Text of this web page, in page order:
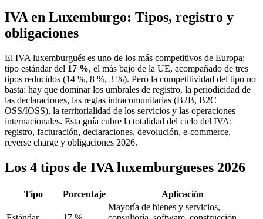
IVA en Luxemburgo: Tipos, registro y
obligaciones
El IVA luxemburgués es uno de los más competitivos de Europa:
tipo estándar del 17 %, el más bajo de la UE, acompañado de tres
tipos reducidos (14 %, 8 %, 3 %). Pero la competitividad del tipo no
basta: hay que dominar los umbrales de registro, la periodicidad de
las declaraciones, las reglas intracomunitarias (B2B, B2C
OSS/IOSS), la territorialidad de los servicios y las operaciones
internacionales. Esta guía cubre la totalidad del ciclo del IVA:
registro, facturación, declaraciones, devolución, e-commerce,
reverse charge y obligaciones 2026.
Los 4 tipos de IVA luxemburgueses 2026
Tipo Porcentaje Aplicación
Mayoría de bienes y servicios,